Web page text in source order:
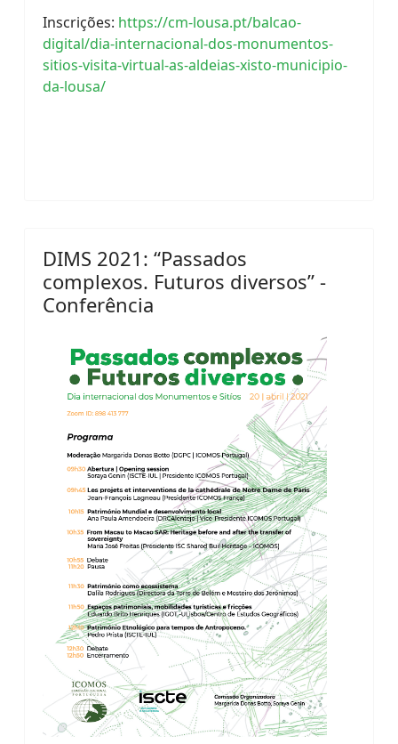
Inscrições: https://cm-lousa.pt/balcao-
digital/dia-internacional-dos-monumentos-
sitios-visita-virtual-as-aldeias-xisto-municipio-
da-lousa/
DIMS 2021: “Passados
complexos. Futuros diversos” -
Conferência